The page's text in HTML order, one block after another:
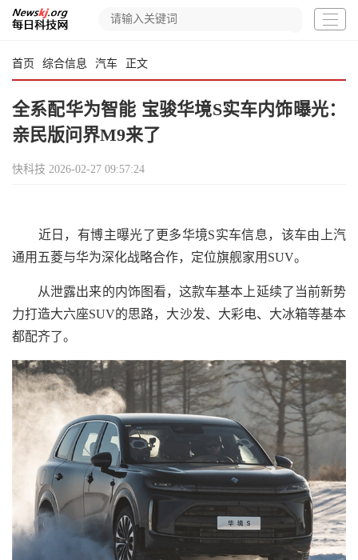
首页 综合信息 汽车 正文
全系配华为智能 宝骏华境S实车内饰曝光：
亲民版问界M9来了
快科技 2026-02-27 09:57:24
近日，有博主曝光了更多华境S实车信息，该车由上汽
通用五菱与华为深化战略合作，定位旗舰家用SUV。
从泄露出来的内饰图看，这款车基本上延续了当前新势
力打造大六座SUV的思路，大沙发、大彩电、大冰箱等基本
都配齐了。